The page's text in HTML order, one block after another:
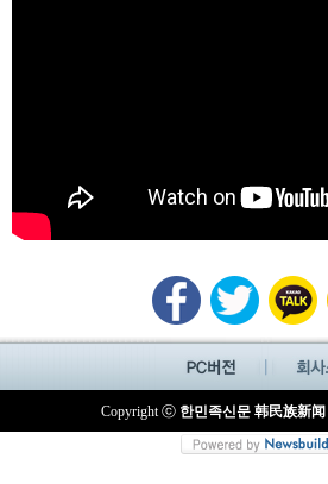
Copyright ⓒ 한민족신문 韩民族新闻